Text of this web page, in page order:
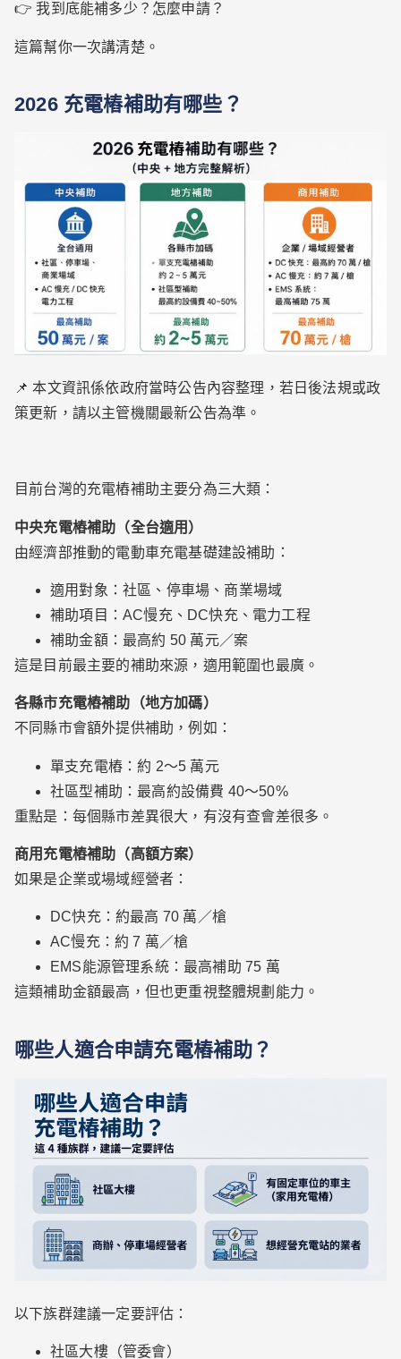
👉 我到底能補多少？怎麼申請？
這篇幫你一次講清楚。
2026 充電樁補助有哪些？
📌 本文資訊係依政府當時公告內容整理，若日後法規或政
策更新，請以主管機關最新公告為準。
目前台灣的充電樁補助主要分為三大類：
中央充電樁補助（全台適用）
由經濟部推動的電動車充電基礎建設補助：
適用對象：社區、停車場、商業場域
補助項目：AC慢充、DC快充、電力工程
補助金額：最高約 50 萬元／案
這是目前最主要的補助來源，適用範圍也最廣。
各縣市充電樁補助（地方加碼）
不同縣市會額外提供補助，例如：
單支充電樁：約 2～5 萬元
社區型補助：最高約設備費 40～50%
重點是：每個縣市差異很大，有沒有查會差很多。
商用充電樁補助（高額方案）
如果是企業或場域經營者：
DC快充：約最高 70 萬／槍
AC慢充：約 7 萬／槍
EMS能源管理系統：最高補助 75 萬
這類補助金額最高，但也更重視整體規劃能力。
哪些人適合申請充電樁補助？
以下族群建議一定要評估：
社區大樓（管委會）